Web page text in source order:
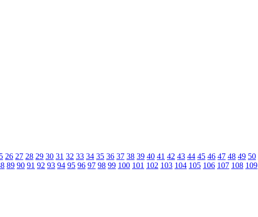
26 27 28 29 30 31 32 33 34 35 36 37 38 39 40 41 42 43 44 45 46 47 48 49 50
89 90 91 92 93 94 95 96 97 98 99 100 101 102 103 104 105 106 107 108 109